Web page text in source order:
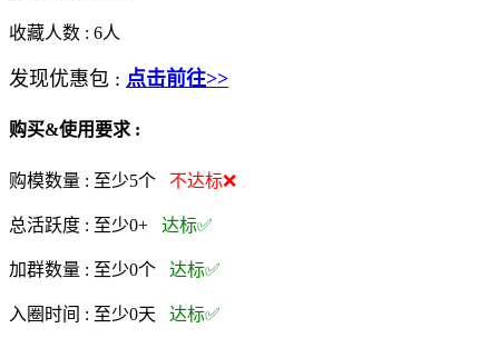
收藏人数 : 6人
发现优惠包 : 点击前往>>
购买&使用要求 :
购模数量 : 至少5个 不达标❌
总活跃度 : 至少0+ 达标✅
加群数量 : 至少0个 达标✅
入圈时间 : 至少0天 达标✅